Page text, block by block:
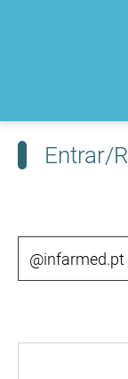
Entrar/